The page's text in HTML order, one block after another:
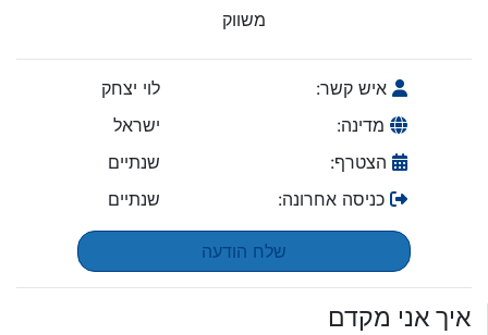
משווק
איש קשר:
לוי יצחק
מדינה:
ישראל
הצטרף:
שנתיים
כניסה אחרונה:
שנתיים
שלח הודעה
איך אני מקדם